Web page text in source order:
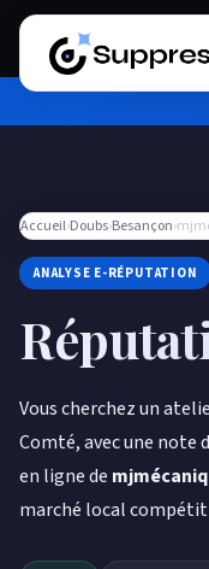
Aller
contenu
Accueil›Doubs›Besançon›
ANALYSE E-RÉPUTATION
Vous cherchez un
Comté, avec une note
en ligne de
marché local